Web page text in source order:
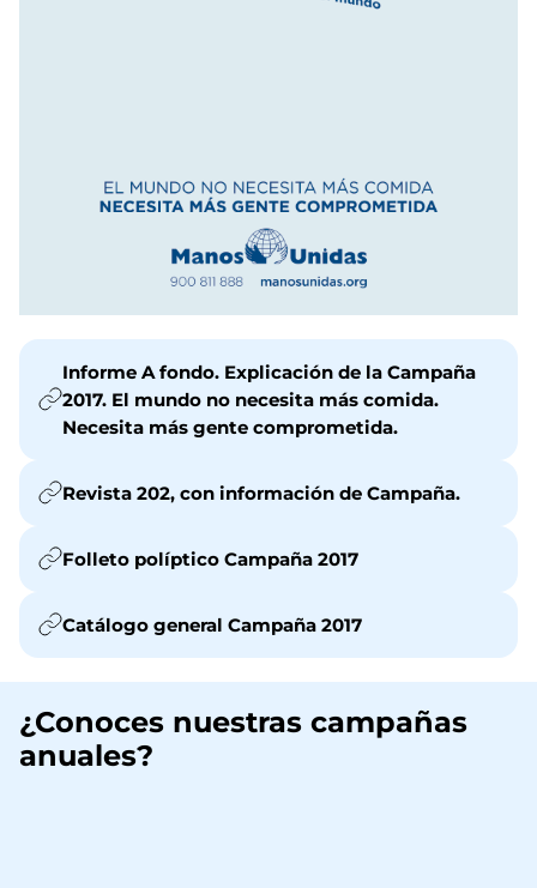
Informe A fondo. Explicación de la Campaña
2017. El mundo no necesita más comida.
Necesita más gente comprometida.
Revista 202, con información de Campaña.
Folleto políptico Campaña 2017
Catálogo general Campaña 2017
¿Conoces nuestras campañas
anuales?